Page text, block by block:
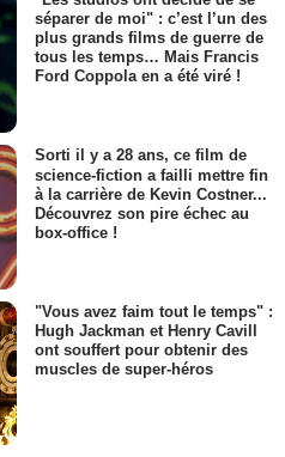
séparer de moi" : c’est l’un des
plus grands films de guerre de
tous les temps… Mais Francis
Ford Coppola en a été viré !
Sorti il y a 28 ans, ce film de
science-fiction a failli mettre fin
à la carrière de Kevin Costner...
Découvrez son pire échec au
box-office !
"Vous avez faim tout le temps" :
Hugh Jackman et Henry Cavill
ont souffert pour obtenir des
muscles de super-héros